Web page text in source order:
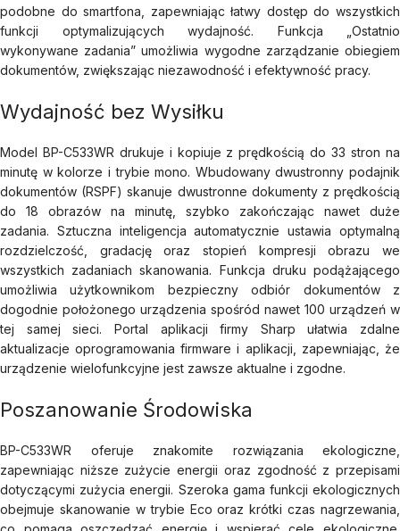
podobne do smartfona, zapewniając łatwy dostęp do wszystkich
funkcji optymalizujących wydajność. Funkcja „Ostatnio
wykonywane zadania” umożliwia wygodne zarządzanie obiegiem
dokumentów, zwiększając niezawodność i efektywność pracy.
Wydajność bez Wysiłku
Model BP-C533WR drukuje i kopiuje z prędkością do 33 stron na
minutę w kolorze i trybie mono. Wbudowany dwustronny podajnik
dokumentów (RSPF) skanuje dwustronne dokumenty z prędkością
do 18 obrazów na minutę, szybko zakończając nawet duże
zadania. Sztuczna inteligencja automatycznie ustawia optymalną
rozdzielczość, gradację oraz stopień kompresji obrazu we
wszystkich zadaniach skanowania. Funkcja druku podążającego
umożliwia użytkownikom bezpieczny odbiór dokumentów z
dogodnie położonego urządzenia spośród nawet 100 urządzeń w
tej samej sieci. Portal aplikacji firmy Sharp ułatwia zdalne
aktualizacje oprogramowania firmware i aplikacji, zapewniając, że
urządzenie wielofunkcyjne jest zawsze aktualne i zgodne.
Poszanowanie Środowiska
BP-C533WR oferuje znakomite rozwiązania ekologiczne,
zapewniając niższe zużycie energii oraz zgodność z przepisami
dotyczącymi zużycia energii. Szeroka gama funkcji ekologicznych
obejmuje skanowanie w trybie Eco oraz krótki czas nagrzewania,